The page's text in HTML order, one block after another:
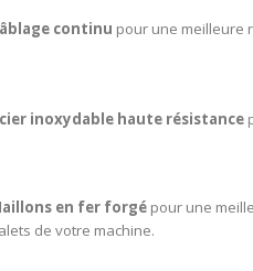
continu pour une meilleure
inoxydable haute résistance
en fer forgé pour une
de votre machine.